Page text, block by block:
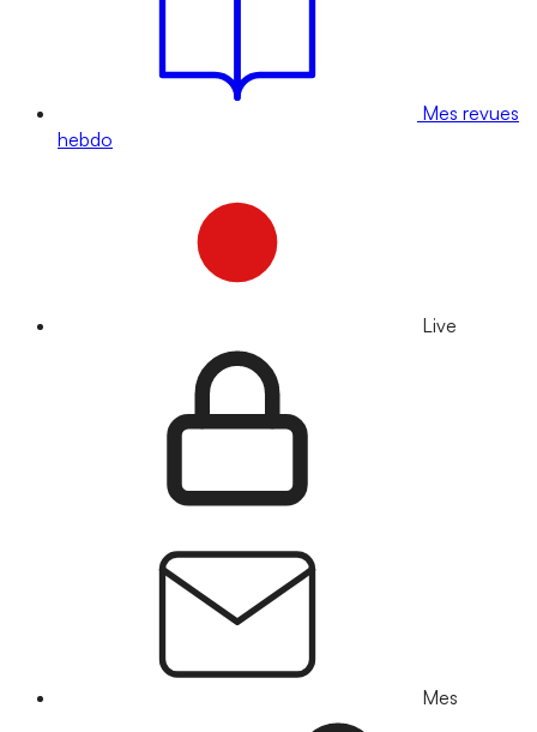
Mes revues
hebdo
Live
Mes